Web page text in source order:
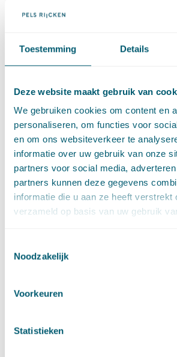
Toestemming Details
Deze website maakt gebruik van
We gebruiken cookies om content en
personaliseren, om functies voor
en om ons websiteverkeer te
informatie over uw gebruik van onze
partners voor social media,
partners kunnen deze gegevens
informatie die u aan ze heeft verstrekt
verzameld op basis van uw gebruik
Noodzakelijk
Voorkeuren
Statistieken
Verbintenissenrecht
Verzekeringsrecht
Wetgeving cassatierechtspraak
ARCHIEF
►
2026 (88)
augustus (1)
juli (7)
juni (15)
mei (7)
april (11)
januari (14)
november (15)
september (8)